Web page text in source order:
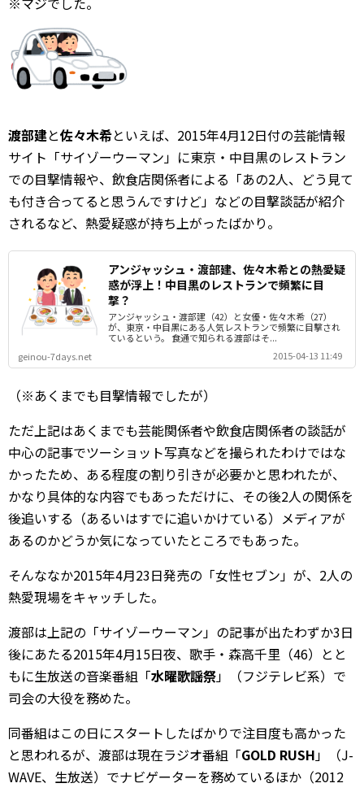
渡部建と佐々木希といえば、2015年4月12日付の芸能情報
サイト「サイゾーウーマン」に東京・中目黒のレストラン
での目撃情報や、飲食店関係者による「あの2人、どう見て
も付き合ってると思うんですけど」などの目撃談話が紹介
されるなど、熱愛疑惑が持ち上がったばかり。
アンジャッシュ・渡部建、佐々木希との熱愛疑
惑が浮上！中目黒のレストランで頻繁に目
撃？
アンジャッシュ・渡部建（42）と女優・佐々木希（27）
が、東京・中目黒にある人気レストランで頻繁に目撃され
ているという。 食通で知られる渡部はそ...
geinou-7days.net
2015-04-13 11:49
（※あくまでも目撃情報でしたが）
ただ上記はあくまでも芸能関係者や飲食店関係者の談話が
中心の記事でツーショット写真などを撮られたわけではな
かったため、ある程度の割り引きが必要かと思われたが、
かなり具体的な内容でもあっただけに、その後2人の関係を
後追いする（あるいはすでに追いかけている）メディアが
あるのかどうか気になっていたところでもあった。
そんななか2015年4月23日発売の「女性セブン」が、2人の
熱愛現場をキャッチした。
渡部は上記の「サイゾーウーマン」の記事が出たわずか3日
後にあたる2015年4月15日夜、歌手・森高千里（46）とと
もに生放送の音楽番組「水曜歌謡祭」（フジテレビ系）で
司会の大役を務めた。
同番組はこの日にスタートしたばかりで注目度も高かった
と思われるが、渡部は現在ラジオ番組「GOLD RUSH 」（J-
WAVE、生放送）でナビゲーターを務めているほか（2012